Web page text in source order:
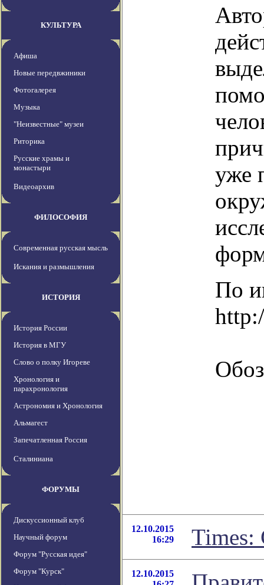
КУЛЬТУРА
Афиша
Новые передвжиники
Фотогалерея
Музыка
"Неизвестные" музеи
Риторика
Русские храмы и
монастыри
Видеоархив
ФИЛОСОФИЯ
Современная русская мысль
Искания и размышления
ИСТОРИЯ
История России
История в МГУ
Слово о полку Игореве
Хронология и
парахронология
Астрономия и Хронология
Альмагест
Запечатленная Россия
Сталиниана
ФОРУМЫ
Дискуссионный клуб
Научный форум
Форум "Русская идея"
Форум "Курск"
уже
По
12.10.2015
16:29
Times:
12.10.2015